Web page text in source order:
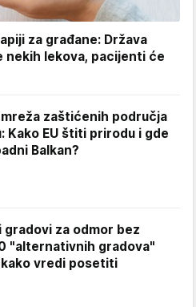
za građane: Država
nekih lekova, pacijenti će
zaštićenih područja
Kako EU štiti prirodu i gde
Balkan?
gradovi za odmor bez
"alternativnih gradova"
vredi posetiti